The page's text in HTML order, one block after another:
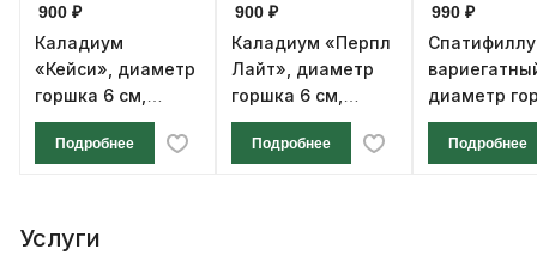
900 ₽
Каладиум
«Кейси», диаметр
горшка 6 см,
высота 12 см
Подробнее
900 ₽
Каладиум «Перпл
Лайт», диаметр
горшка 6 см,
высота 12 см
Подробнее
990 ₽
диаметр
см, высота
Подробнее
Услуги